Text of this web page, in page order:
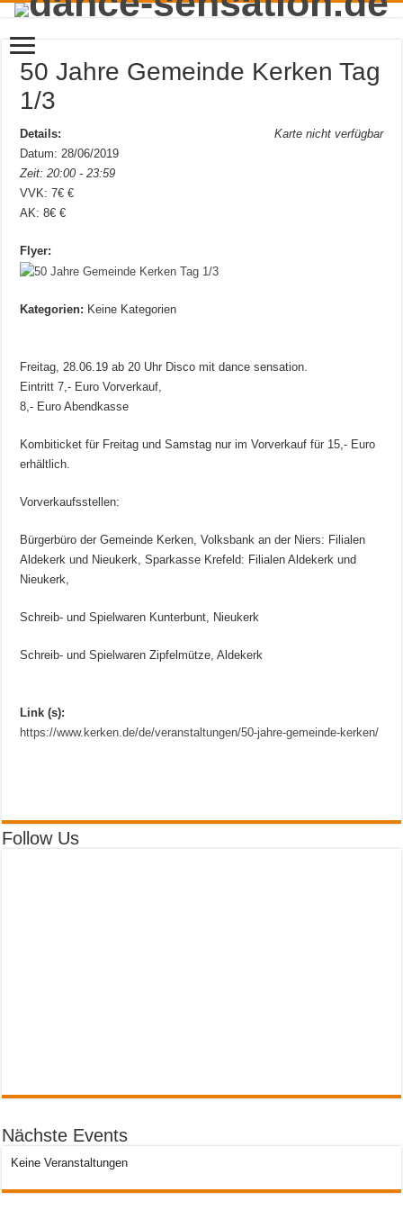
50 Jahre Gemeinde Kerken Tag
1/3
Karte nicht verfügbar
Details:
Datum: 28/06/2019
Zeit: 20:00 - 23:59
VVK: 7€ €
AK: 8€ €
Flyer:
Kategorien: Keine Kategorien
Freitag, 28.06.19 ab 20 Uhr Disco mit dance sensation.
Eintritt 7,- Euro Vorverkauf,
8,- Euro Abendkasse
Kombiticket für Freitag und Samstag nur im Vorverkauf für 15,- Euro
erhältlich.
Vorverkaufsstellen:
Bürgerbüro der Gemeinde Kerken, Volksbank an der Niers: Filialen
Aldekerk und Nieukerk, Sparkasse Krefeld: Filialen Aldekerk und
Nieukerk,
Schreib- und Spielwaren Kunterbunt, Nieukerk
Schreib- und Spielwaren Zipfelmütze, Aldekerk
Link (s):
https://www.kerken.de/de/veranstaltungen/50-jahre-gemeinde-kerken/
Follow Us
Nächste Events
Keine Veranstaltungen